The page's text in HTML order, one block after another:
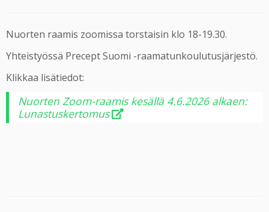
Nuorten raamis zoomissa torstaisin klo 18-19.30.
Yhteistyössä Precept Suomi -raamatunkoulutusjärjestö.
Klikkaa lisätiedot:
Nuorten Zoom-raamis kesällä 4.6.2026 alkaen:
Lunastuskertomus